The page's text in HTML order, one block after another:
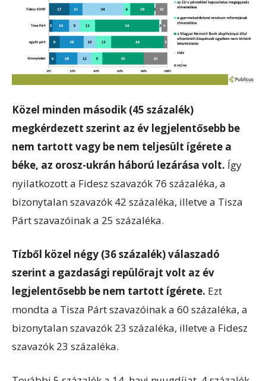
Közel minden második (45 százalék)
megkérdezett szerint az év legjelentősebb be
nem tartott vagy be nem teljesült ígérete a
béke, az orosz-ukrán háború lezárása volt. Így
nyilatkozott a Fidesz szavazók 76 százaléka, a
bizonytalan szavazók 42 százaléka, illetve a Tisza
Párt szavazóinak a 25 százaléka.
Tízből közel négy (36 százalék) válaszadó
szerint a gazdasági repülőrajt volt az év
legjelentősebb be nem tartott ígérete. Ezt
mondta a Tisza Párt szavazóinak a 60 százaléka, a
bizonytalan szavazók 23 százaléka, illetve a Fidesz
szavazók 23 százaléka.